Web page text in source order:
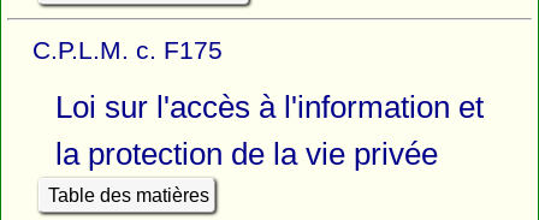
C.P.L.M. c. F175
Loi sur l'accès à l'information et
la protection de la vie privée
Table des matières